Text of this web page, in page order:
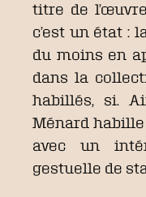
titre de
c’est un état :
du moins en
dans la
habillés, si.
Ménard
avec un
gestuelle de